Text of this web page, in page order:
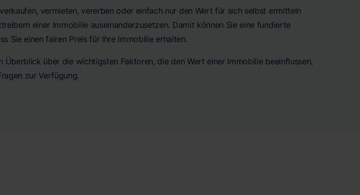
vermieten, vererben oder einfach nur den Wert für sich selbst ermitteln
einer Immobilie auseinanderzusetzen. Damit können Sie eine fundierte
Sie einen fairen Preis für Ihre Immobilie erhalten.
Überblick über die wichtigsten Faktoren, die den Wert einer Immobilie beeinflussen,
zur Verfügung.